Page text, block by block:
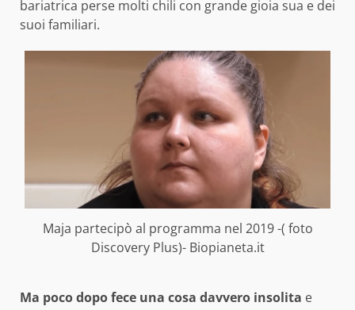
bariatrica perse molti chili con grande gioia sua e dei
suoi familiari.
Maja partecipò al programma nel 2019 -( foto
Discovery Plus)- Biopianeta.it
Ma poco dopo fece una cosa davvero insolita e